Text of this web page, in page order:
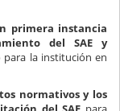
primera instancia
del SAE y
la institución en
normativos y los